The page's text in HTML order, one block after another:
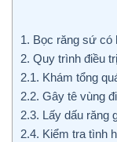
1. Bọc răng sứ có
2. Quy trình điều
2.1. Khám tổng
2.2. Gây tê vùng
2.3. Lấy dấu răng
2.4. Kiểm tra tình